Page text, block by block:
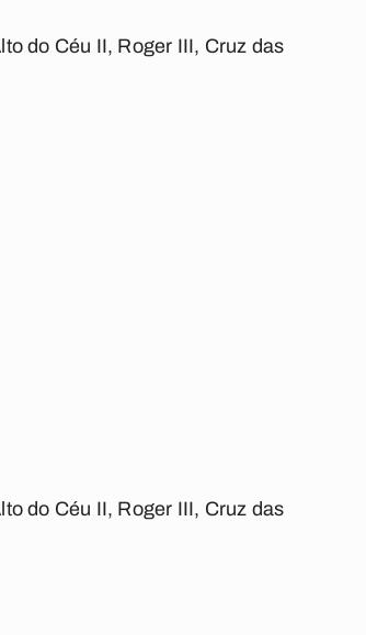
do Céu II, Roger III, Cruz das
do Céu II, Roger III, Cruz das